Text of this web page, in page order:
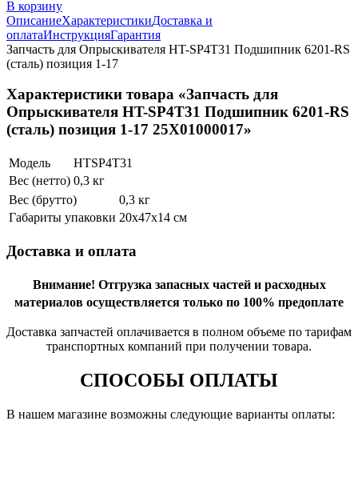
В корзину
ОписаниеХарактеристикиДоставка и
оплатаИнструкцияГарантия
Запчасть для Опрыскивателя HT-SP4T31 Подшипник 6201-RS
(сталь) позиция 1-17
Характеристики товара «Запчасть для
Опрыскивателя HT-SP4T31 Подшипник 6201-RS
(сталь) позиция 1-17 25X01000017»
Модель
HTSP4T31
Вес (нетто) 0,3 кг
Вес (брутто)
0,3 кг
Габариты упаковки 20х47х14 см
Доставка и оплата
Внимание! Отгрузка запасных частей и расходных
материалов осуществляется только по 100% предоплате
Доставка запчастей оплачивается в полном объеме по тарифам
транспортных компаний при получении товара.
СПОСОБЫ ОПЛАТЫ
В нашем магазине возможны следующие варианты оплаты: